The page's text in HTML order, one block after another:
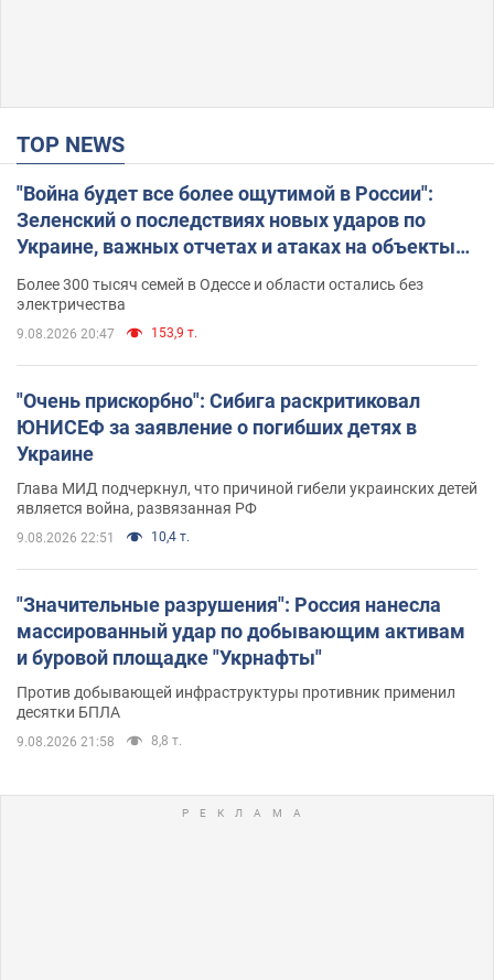
TOP NEWS
"Война будет все более ощутимой в России":
Зеленский о последствиях новых ударов по
Украине, важных отчетах и атаках на объекты
противника. Видео
Более 300 тысяч семей в Одессе и области остались без
электричества
9.08.2026 20:47 153,9 т.
"Очень прискорбно": Сибига раскритиковал
ЮНИСЕФ за заявление о погибших детях в
Украине
Глава МИД подчеркнул, что причиной гибели украинских детей
является война, развязанная РФ
9.08.2026 22:51 10,4 т.
"Значительные разрушения": Россия нанесла
массированный удар по добывающим активам
и буровой площадке "Укрнафты"
Против добывающей инфраструктуры противник применил
десятки БПЛА
9.08.2026 21:58 8,8 т.